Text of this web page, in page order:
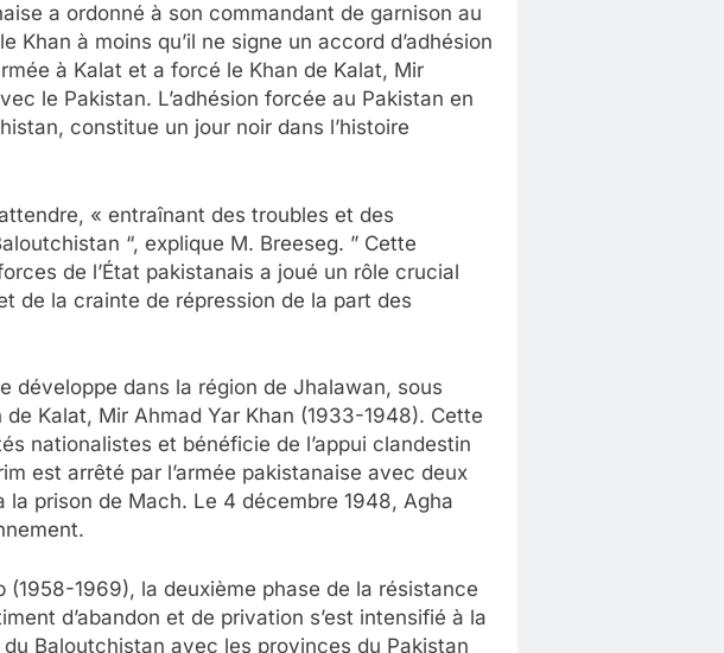
a ordonné à son commandant de garnison au
Khan à moins qu’il ne signe un accord d’adhésion
à Kalat et a forcé le Khan de Kalat, Mir
le Pakistan. L’adhésion forcée au Pakistan en
constitue un jour noir dans l’histoire
« entraînant des troubles et des
“, explique M. Breeseg. ” Cette
de l’État pakistanais a joué un rôle crucial
de la crainte de répression de la part des
développe dans la région de Jhalawan, sous
de Kalat, Mir Ahmad Yar Khan (1933-1948). Cette
nationalistes et bénéficie de l’appui clandestin
est arrêté par l’armée pakistanaise avec deux
prison de Mach. Le 4 décembre 1948, Agha
1969), la deuxième phase de la résistance
d’abandon et de privation s’est intensifié à la
Baloutchistan avec les provinces du Pakistan